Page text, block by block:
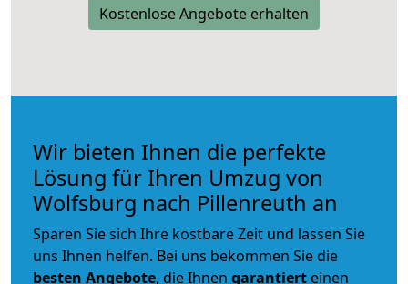
Kostenlose Angebote erhalten
Wir bieten Ihnen die perfekte
Lösung für Ihren Umzug von
Wolfsburg nach Pillenreuth an
Sparen Sie sich Ihre kostbare Zeit und lassen Sie
uns Ihnen helfen. Bei uns bekommen Sie die
besten Angebote, die Ihnen garantiert einen